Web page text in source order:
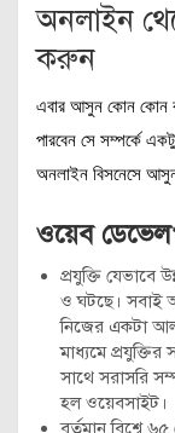
অনলাইন
করুন
এবার আসুন কোন কোন
পারবেন সে সম্পর্কে
অনলাইন বিসনেসে
ওয়েব
প্রযুক্তি যেভাবে
ও ঘটছে। সবাই
নিজের একটা
মাধ্যমে
সাথে সরাসরি
হল ওয়েবসাইট।
বর্তমান বিশ্বে